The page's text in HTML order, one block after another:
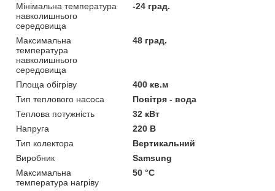
Мінімальна температура
навколишнього
середовища
-24 град.
Максимальна
температура
навколишнього
середовища
48 град.
Площа обігріву
400 кв.м
Тип теплового насоса
Повітря - вода
Теплова потужність
32 кВт
Напруга
220 В
Тип колектора
Вертикальний
Виробник
Samsung
Максимальна
температура нагріву
50 °С